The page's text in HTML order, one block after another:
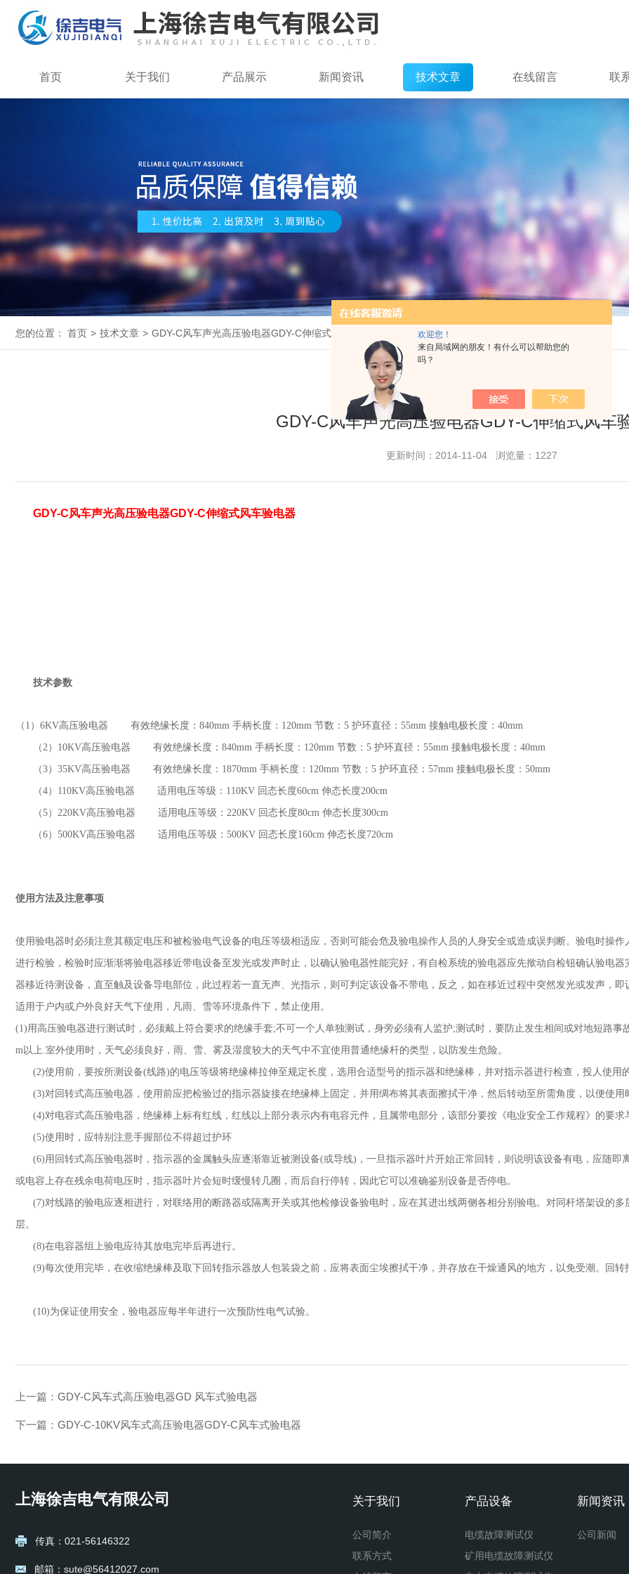
欢迎您！
来自局域网的朋友！有什么可以帮助您的
吗？
首页 关于我们 产品展示 新闻资讯 技术文章 在线留言 联
您的位置： 首页 > 技术文章 > GDY-C风车声光高压验电器GDY-C伸缩式风车验电器
GDY-C风车声光高压验电器GDY-C伸缩式风车
更新时间：2014-11-04 浏览量：1227
GDY-C风车声光高压验电器GDY-C伸缩式风车验电器
技术参数
（1 ） 6KV高压验电器 有效绝缘长度： 840mm 手柄长度： 120mm 节数： 5 护环直径： 55mm 接触电极长度： 40mm
（2） 10KV高压验电器 有效绝缘长度： 840mm 手柄长度： 120mm 节数： 5 护环直径： 55mm 接触电极长度： 40mm
（3） 35KV高压验电器 有效绝缘长度： 1870mm 手柄长度： 120mm 节数： 5 护环直径： 57mm 接触电极长度： 50mm
（4） 110KV高压验电器 适用电压等级： 110KV 回态长度60cm 伸态长度200cm
（5） 220KV高压验电器 适用电压等级： 220KV 回态长度80cm 伸态长度300cm
（6） 500KV高压验电器 适用电压等级： 500KV 回态长度160cm 伸态长度720cm
使用方法及注意事项
使用验电器时必须注意其额定电压和被检验电气设备的电压等级相适应，否则可能会危及验电操作人员的人身安全或造成误判断。验电时操
进行检验，检验时应渐渐将验电器移近带电设备至发光或发声时止，以确认验电器性能完好，有自检系统的验电器应先揿动自检钮确认验电
器移近待测设备，直至触及设备导电部位，此过程若一直无声、光指示，则可判定该设备不带电，反之，如在移近过程中突然发光或发声，
适用于户内或户外良好天气下使用，凡雨、雪等环境条件下，禁止使用。
(1)用高压验电器进行测试时，必须戴上符合要求的绝缘手套;不可一个人单独测试，身旁必须有人监护;测试时，要防止发生相间或对地短路事
m以上.室外使用时，天气必须良好，雨、雪、雾及湿度较大的天气中不宜使用普通绝缘杆的类型，以防发生危险。
(2)使用前，要按所测设备(线路)的电压等级将绝缘棒拉伸至规定长度，选用合适型号的指示器和绝缘棒，并对指示器进行检查，投人
(3)对回转式高压验电器，使用前应把检验过的指示器旋接在绝缘棒上固定，并用绸布将其表面擦拭干净，然后转动至所需角度，以便
(4)对电容式高压验电器，绝缘棒上标有红线，红线以上部分表示内有电容元件，且属带电部分，该部分要按《电业安全工作规程》的要
(5)使用时，应特别注意手握部位不得超过护环
(6)用回转式高压验电器时，指示器的金属触头应逐渐靠近被测设备(或导线) ，一旦指示器叶片开始正常回转，则说明该设备有电，应随
或电容上存在残余电荷电压时，指示器叶片会短时缓慢转几圈，而后自行停转，因此它可以准确鉴别设备是否停电。
(7)对线路的验电应逐相进行，对联络用的断路器或隔离开关或其他检修设备验电时，应在其进出线两侧各相分别验电。对同杆塔架设的
层。
(8)在电容器组上验电应待其放电完毕后再进行。
(9)每次使用完毕，在收缩绝缘棒及取下回转指示器放人包装袋之前，应将表面尘埃擦拭干净，并存放在干燥通风的地方，以免受潮。回
(10)为保证使用安全，验电器应每半年进行一次预防性电气试验。
上一篇： GDY-C风车式高压验电器GD 风车式验电器
下一篇： GDY-C-10KV风车式高压验电器GDY-C风车式验电器
上海徐吉电气有限公司
传真：021-56146322
邮箱：sute@56412027.com
关于我们
公司简介
联系方式
产品设备
电缆故障测试仪
矿用电缆故障测试仪
新闻资讯
公司新闻